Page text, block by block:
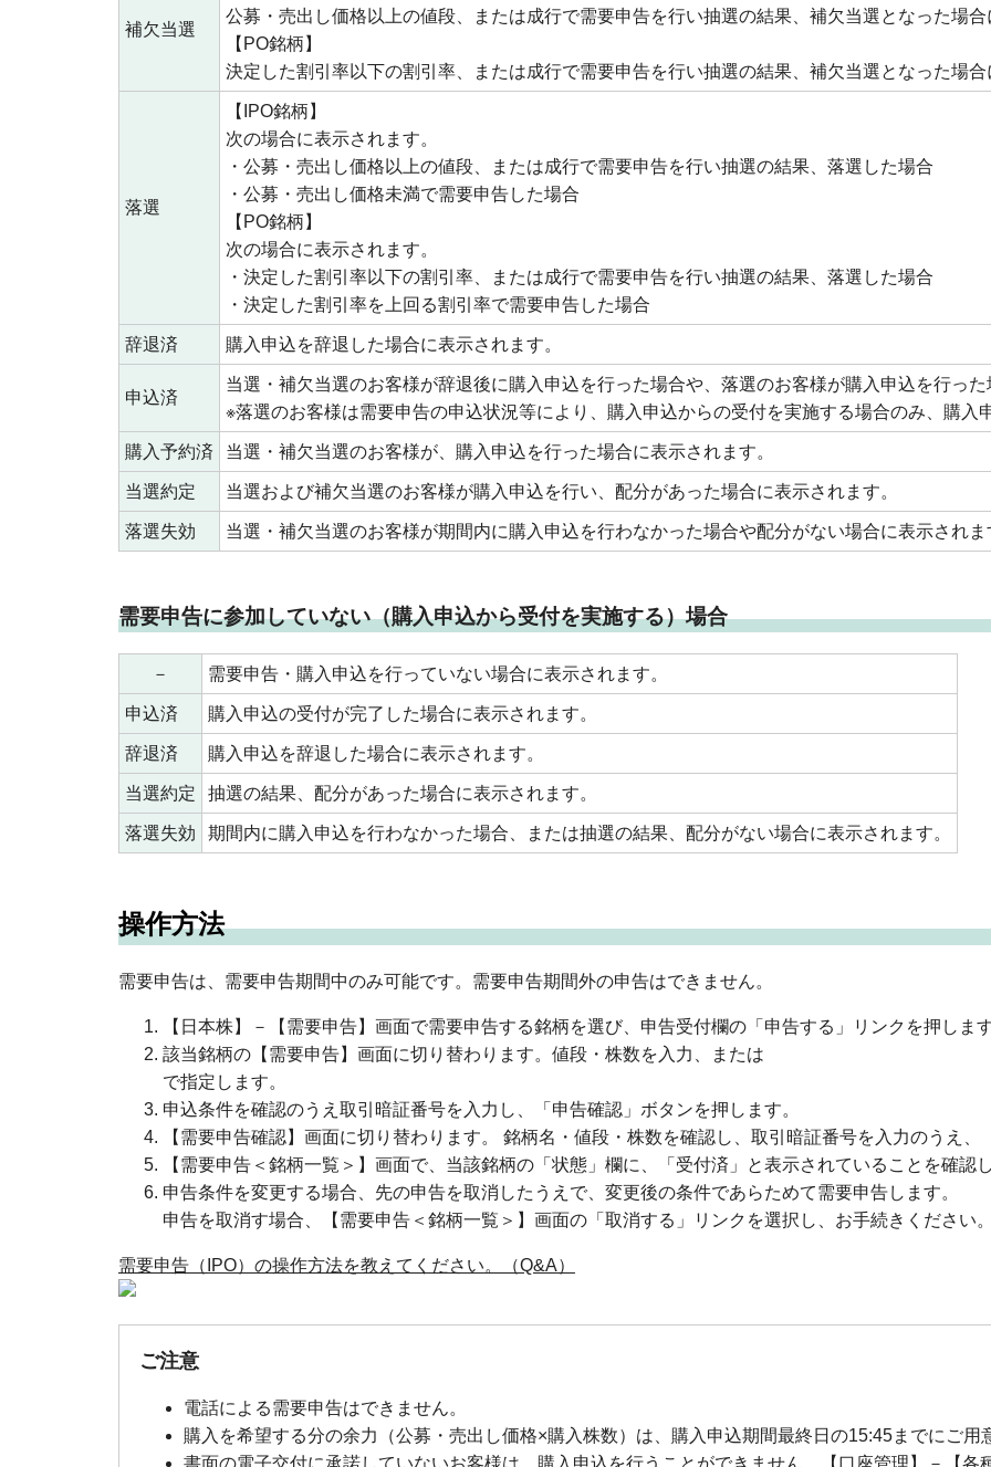
補欠当選
公募・売出し価格以上の値段、または成行で需要申告を行い抽選の結果、補欠当選となった場
【PO銘柄】
決定した割引率以下の割引率、または成行で需要申告を行い抽選の結果、補欠当選となった場
落選
【IPO銘柄】
次の場合に表示されます。
・公募・売出し価格以上の値段、または成行で需要申告を行い抽選の結果、落選した場合
・公募・売出し価格未満で需要申告した場合
【PO銘柄】
次の場合に表示されます。
・決定した割引率以下の割引率、または成行で需要申告を行い抽選の結果、落選した場合
・決定した割引率を上回る割引率で需要申告した場合
辞退済 購入申込を辞退した場合に表示されます。
申込済
当選・補欠当選のお客様が辞退後に購入申込を行った場合や、落選のお客様が購入申込を行っ
※落選のお客様は需要申告の申込状況等により、購入申込からの受付を実施する場合のみ、購入
購入予約済 当選・補欠当選のお客様が、購入申込を行った場合に表示されます。
当選約定 当選および補欠当選のお客様が購入申込を行い、配分があった場合に表示されます。
落選失効 当選・補欠当選のお客様が期間内に購入申込を行わなかった場合や配分がない場合に表示されま
需要申告に参加していない（購入申込から受付を実施する）場合
－ 需要申告・購入申込を行っていない場合に表示されます。
申込済 購入申込の受付が完了した場合に表示されます。
辞退済 購入申込を辞退した場合に表示されます。
当選約定 抽選の結果、配分があった場合に表示されます。
落選失効 期間内に購入申込を行わなかった場合、または抽選の結果、配分がない場合に表示されます。
操作方法
需要申告は、需要申告期間中のみ可能です。需要申告期間外の申告はできません。
【日本株】－【需要申告】画面で需要申告する銘柄を選び、申告受付欄の「申告する」リンクを押しま
該当銘柄の【需要申告】画面に切り替わります。値段・株数を入力、または
で指定します。
申込条件を確認のうえ取引暗証番号を入力し、「申告確認」ボタンを押します。
【需要申告確認】画面に切り替わります。 銘柄名・値段・株数を確認し、取引暗証番号を入力のうえ
【需要申告＜銘柄一覧＞】画面で、当該銘柄の「状態」欄に、「受付済」と表示されていることを確認
申告条件を変更する場合、先の申告を取消したうえで、変更後の条件であらためて需要申告します。
申告を取消す場合、【需要申告＜銘柄一覧＞】画面の「取消する」リンクを選択し、お手続きください
需要申告（IPO）の操作方法を教えてください。（Q&A）
ご注意
電話による需要申告はできません。
購入を希望する分の余力（公募・売出し価格×購入株数）は、購入申込期間最終日の15:45までにご用
書面の電子交付に承諾していないお客様は、購入申込を行うことができません。【口座管理】－【